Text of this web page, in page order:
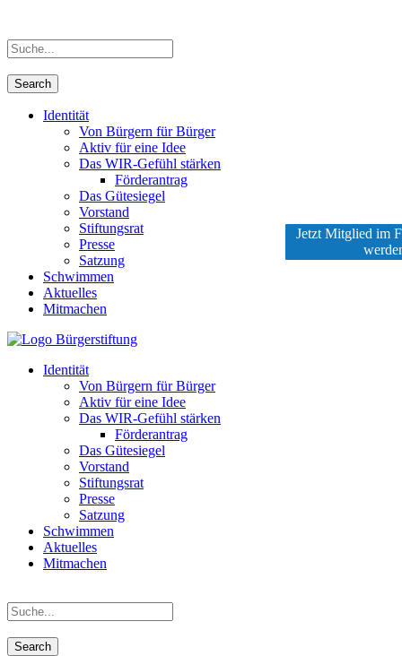
Identität
Von Bürgern für Bürger
Aktiv für eine Idee
Das WIR-Gefühl stärken
Förderantrag
Das Gütesiegel
Vorstand
Stiftungsrat
Presse
Satzung
Schwimmen
Aktuelles
Mitmachen
Identität
Von Bürgern für Bürger
Aktiv für eine Idee
Das WIR-Gefühl stärken
Förderantrag
Das Gütesiegel
Vorstand
Stiftungsrat
Presse
Satzung
Schwimmen
Aktuelles
Mitmachen
Jetzt Mitglied im